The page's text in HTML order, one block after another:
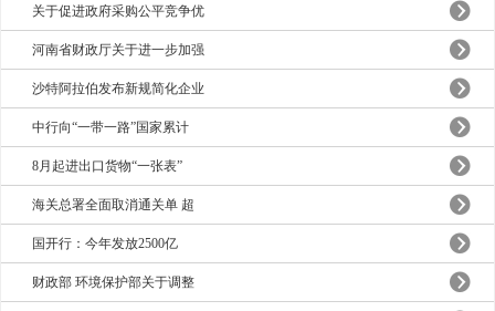
关于促进政府采购公平竞争优
河南省财政厅关于进一步加强
沙特阿拉伯发布新规简化企业
中行向“一带一路”国家累计
8月起进出口货物“一张表”
海关总署全面取消通关单 超
国开行：今年发放2500亿
财政部 环境保护部关于调整